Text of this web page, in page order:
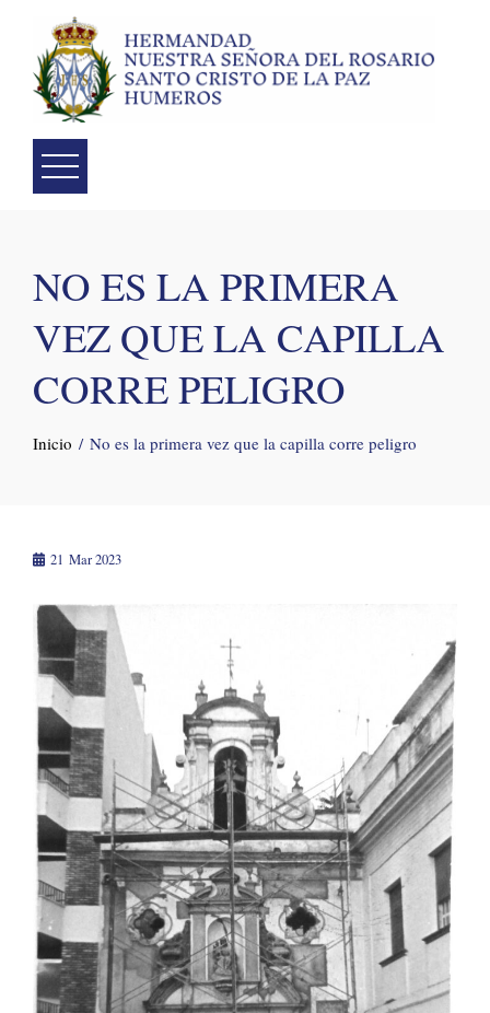
content
NO ES LA PRIMERA
VEZ QUE LA CAPILLA
CORRE PELIGRO
Inicio No es la primera vez que la capilla corre peligro
21 Mar 2023